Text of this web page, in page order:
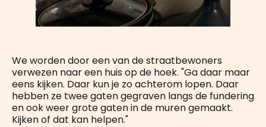
We worden door een van de straatbewoners
verwezen naar een huis op de hoek. "Ga daar maar
eens kijken. Daar kun je zo achterom lopen. Daar
hebben ze twee gaten gegraven langs de fundering
en ook weer grote gaten in de muren gemaakt.
Kijken of dat kan helpen."